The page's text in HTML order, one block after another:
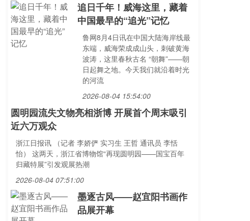
追日千年！威海这里，藏着
中国最早的“追光”记忆
鲁网8月4日讯在中国大陆海岸线最
东端，威海荣成成山头，刺破黄海
波涛，这里春秋古名 “朝舞”——朝
日起舞之地。今天我们就沿着时光
的河流
2026-08-04 15:54:00
圆明园流失文物亮相浙博 开展首个周末吸引
近六万观众
浙江日报讯 （记者 李娇俨 实习生 王哲 通讯员 李恬
怡） 这两天，浙江省博物馆“再现圆明园——国宝百年
归藏特展”引发观展热潮
2026-08-04 07:51:00
墨逐古风——赵宜阳书画作
品展开幕